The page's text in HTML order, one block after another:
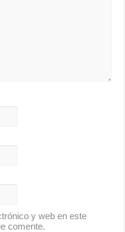
y web en este
comente.